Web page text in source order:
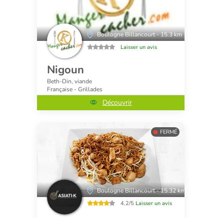
Boulogne Billancourt - 15.3 km
Laisser un avis
Nigoun
Beth-Din, viande
Française - Grillades
Découvrir
FERMÉ
Boulogne Billancourt - 15.32 km
4,2/5 Laisser un avis